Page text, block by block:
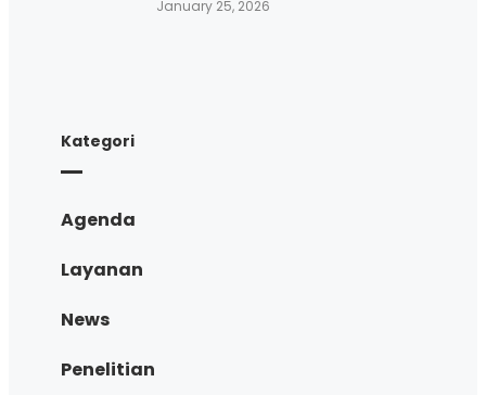
January 25, 2026
Kategori
Agenda
Layanan
News
Penelitian